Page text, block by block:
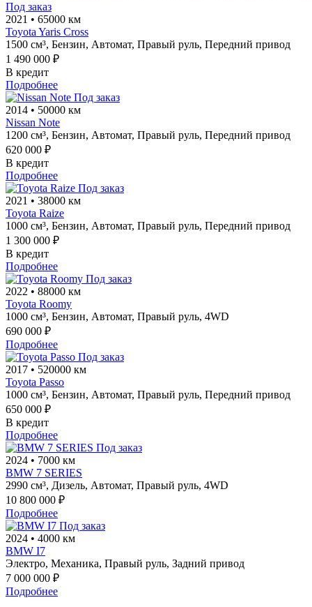
Под заказ
2021 • 65000 км
Toyota Yaris Cross
1500 см³, Бензин, Автомат, Правый руль, Передний привод
1 490 000 ₽
В кредит
Подробнее
Под заказ
2014 • 50000 км
Nissan Note
1200 см³, Бензин, Автомат, Правый руль, Передний привод
620 000 ₽
В кредит
Подробнее
Под заказ
2021 • 38000 км
Toyota Raize
1000 см³, Бензин, Автомат, Правый руль, Передний привод
1 300 000 ₽
В кредит
Подробнее
Под заказ
2022 • 88000 км
Toyota Roomy
1000 см³, Бензин, Автомат, Правый руль, 4WD
690 000 ₽
Подробнее
Под заказ
2017 • 520000 км
Toyota Passo
1000 см³, Бензин, Автомат, Правый руль, Передний привод
650 000 ₽
В кредит
Подробнее
Под заказ
2024 • 7000 км
BMW 7 SERIES
2990 см³, Дизель, Автомат, Правый руль, 4WD
10 800 000 ₽
Подробнее
Под заказ
2024 • 4000 км
BMW I7
Электро, Механика, Правый руль, Задний привод
7 000 000 ₽
Подробнее